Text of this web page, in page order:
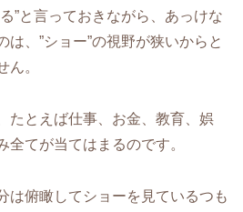
”と言っておきながら、あっけな
は、”ショー”の視野が狭いからと
ん。
たとえば仕事、お金、教育、娯
てが当てはまるのです。
は俯瞰してショーを見ているつも